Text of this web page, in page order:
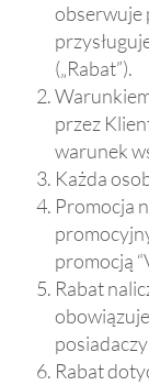
obserwuje
(„Rabat”).
przez
warunek
Każda
Promocja
promocją
Rabat
Rabat